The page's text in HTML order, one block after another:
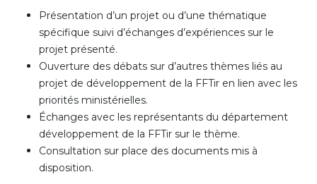
Présentation d’un projet ou d’une thématique
spécifique suivi d’échanges d’expériences sur le
projet présenté.
Ouverture des débats sur d’autres thèmes liés au
projet de développement de la FFTir en lien avec les
priorités ministérielles.
Échanges avec les représentants du département
développement de la FFTir sur le thème.
Consultation sur place des documents mis à
disposition.